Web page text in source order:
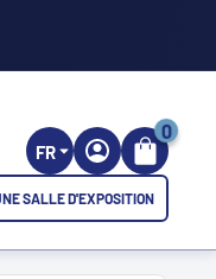
FR
0
SALLE D'EXPOSITION